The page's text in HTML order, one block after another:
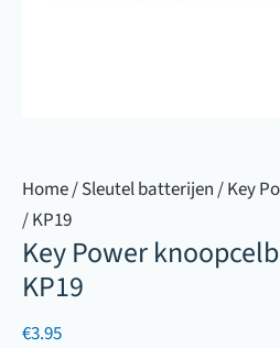
Home/Sleutel batterijen/ Key
/ KP19
Key Power
KP19
€3.95